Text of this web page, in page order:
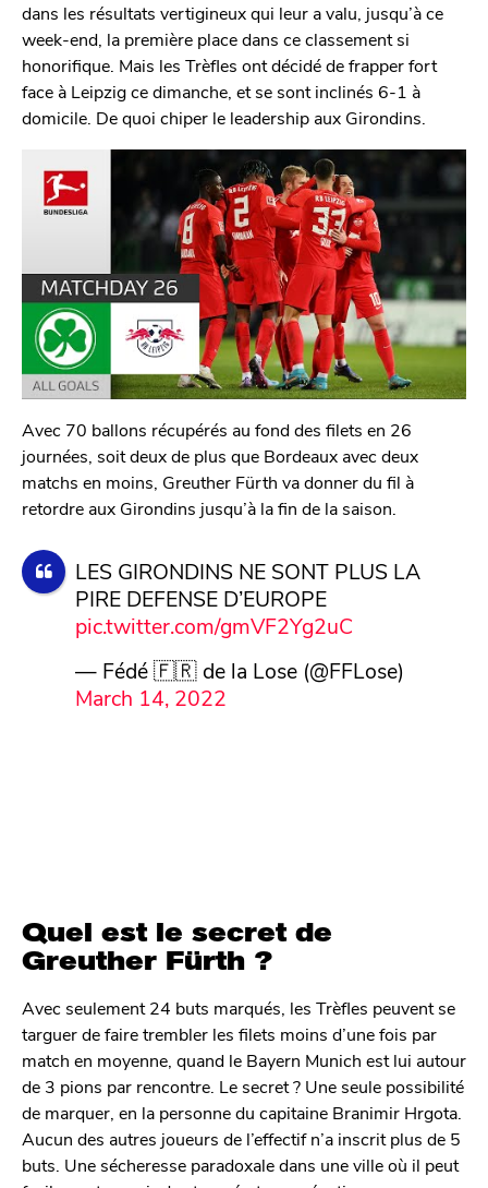
dans les résultats vertigineux qui leur a valu, jusqu’à ce
week-end, la première place dans ce classement si
honorifique. Mais les Trèfles ont décidé de frapper fort
face à Leipzig ce dimanche, et se sont inclinés 6-1 à
domicile. De quoi chiper le leadership aux Girondins.
Avec 70 ballons récupérés au fond des filets en 26
journées, soit deux de plus que Bordeaux avec deux
matchs en moins, Greuther Fürth va donner du fil à
retordre aux Girondins jusqu’à la fin de la saison.
LES GIRONDINS NE SONT PLUS LA
PIRE DEFENSE D’EUROPE
pic.twitter.com/gmVF2Yg2uC
— Fédé 🇫🇷 de la Lose (@FFLose)
March 14, 2022
Quel est le secret de
Greuther Fürth ?
Avec seulement 24 buts marqués, les Trèfles peuvent se
targuer de faire trembler les filets moins d’une fois par
match en moyenne, quand le Bayern Munich est lui autour
de 3 pions par rencontre. Le secret ? Une seule possibilité
de marquer, en la personne du capitaine Branimir Hrgota.
Aucun des autres joueurs de l’effectif n’a inscrit plus de 5
buts. Une sécheresse paradoxale dans une ville où il peut